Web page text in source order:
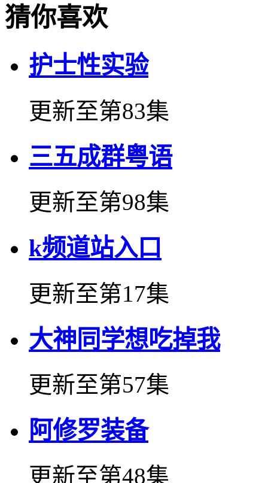
猜你喜欢
护士性实验
更新至第83集
三五成群粤语
更新至第98集
k频道站入口
更新至第17集
大神同学想吃掉我
更新至第57集
阿修罗装备
更新至第48集